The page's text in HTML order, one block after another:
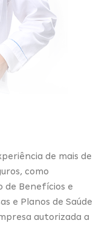
de mais de
como
de Benefícios e
e Planos de Saúde
autorizada a